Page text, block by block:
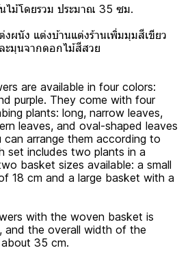
ไม้โดยรวม ประมาณ 35 ซม.
ผนัง แต่งบ้านแต่งร้านเพิ่มมุมสีเขียว
ะมุนจากดอกไม้สีสวย
are available in four colors:
purple. They come with four
plants: long, narrow leaves,
leaves, and oval-shaped leaves
arrange them according to
set includes two plants in a
basket sizes available: a small
18 cm and a large basket with a
with the woven basket is
and the overall width of the
35 cm.